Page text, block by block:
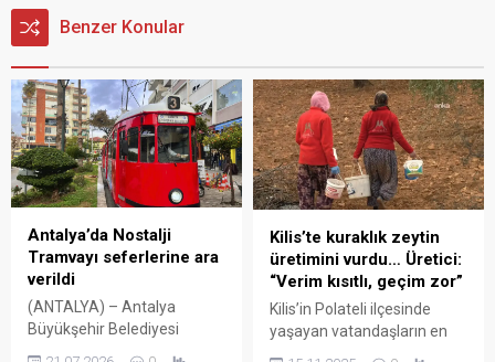
Benzer Konular
Antalya’da Nostalji
Tramvayı seferlerine ara
verildi
(ANTALYA) – Antalya
Büyükşehir Belediyesi
Kilis’te kuraklık zeytin
üretimini vurdu… Üretici:
“Verim kısıtlı, geçim zor”
Kilis’in Polateli ilçesinde
yaşayan vatandaşların en